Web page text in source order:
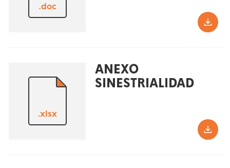
.doc
.xlsx
ANEXO
SINESTRIALIDAD